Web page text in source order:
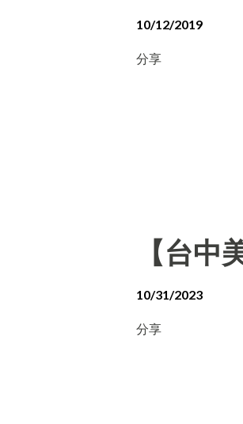
10/12/2019
分享
【台中
10/31/2023
分享